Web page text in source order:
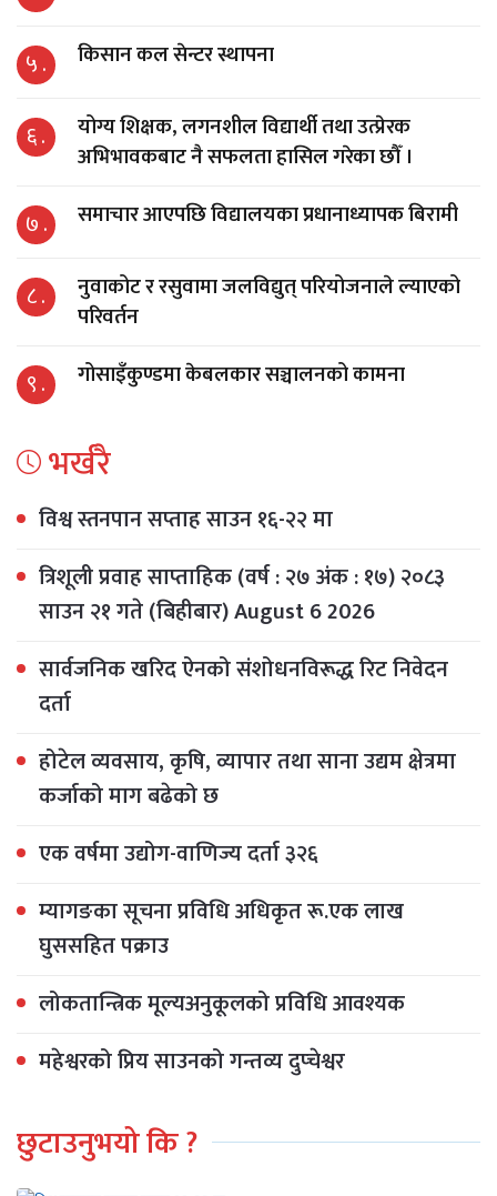
५ .
किसान कल सेन्टर स्थापना
६ .
योग्य शिक्षक, लगनशील विद्यार्थी तथा उत्प्रेरक
अभिभावकबाट नै सफलता हासिल गरेका छौँ ।
७ . समाचार आएपछि विद्यालयका प्रधानाध्यापक बिरामी
८ .
नुवाकोट र रसुवामा जलविद्युत् परियोजनाले ल्याएको
परिवर्तन
९ . गोसाइँकुण्डमा केबलकार सञ्चालनको कामना
भर्खरै
विश्व स्तनपान सप्ताह साउन १६-२२ मा
त्रिशूली प्रवाह साप्ताहिक (वर्ष : २७ अंक : १७) २०८३
साउन २१ गते (बिहीबार) August 6 2026
सार्वजनिक खरिद ऐनको संशोधनविरूद्ध रिट निवेदन
दर्ता
होटेल व्यवसाय, कृषि, व्यापार तथा साना उद्यम क्षेत्रमा
कर्जाको माग बढेको छ
एक वर्षमा उद्योग-वाणिज्य दर्ता ३२६
म्यागङका सूचना प्रविधि अधिकृत रू.एक लाख
घुससहित पक्राउ
लोकतान्त्रिक मूल्यअनुकूलको प्रविधि आवश्यक
महेश्वरको प्रिय साउनको गन्तव्य दुप्चेश्वर
छुटाउनुभयो कि ?